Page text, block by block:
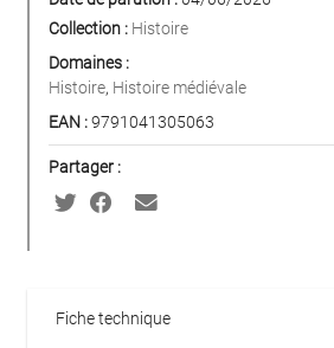
Collection : Histoire
Domaines :
Histoire, Histoire médiévale
EAN :9791041305063
Partager :
Fiche technique